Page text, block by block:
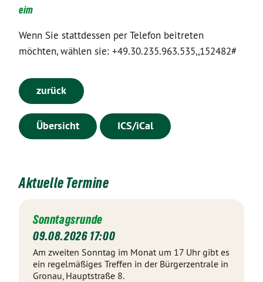
eim
Wenn Sie stattdessen per Telefon beitreten
möchten, wählen sie: +49.30.235.963.535,,152482#
zurück
Übersicht ICS/iCal
Aktuelle Termine
Sonntagsrunde
09.08.2026 17:00
Am zweiten Sonntag im Monat um 17 Uhr gibt es
ein regelmäßiges Treffen in der Bürgerzentrale in
Gronau, Hauptstraße 8.